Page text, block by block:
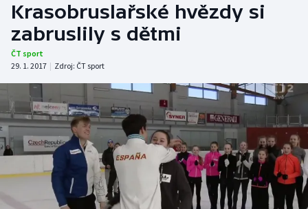
Hokej
Tenis
Atletika
Cyklistika
DALŠÍ SPORTY
Americký fotbal
NEPŘEHLÉDNĚTE
Krasobruslařské hvězdy si
zabruslily s dětmi
ČT sport
29. 1. 2017 | Zdroj: ČT sport